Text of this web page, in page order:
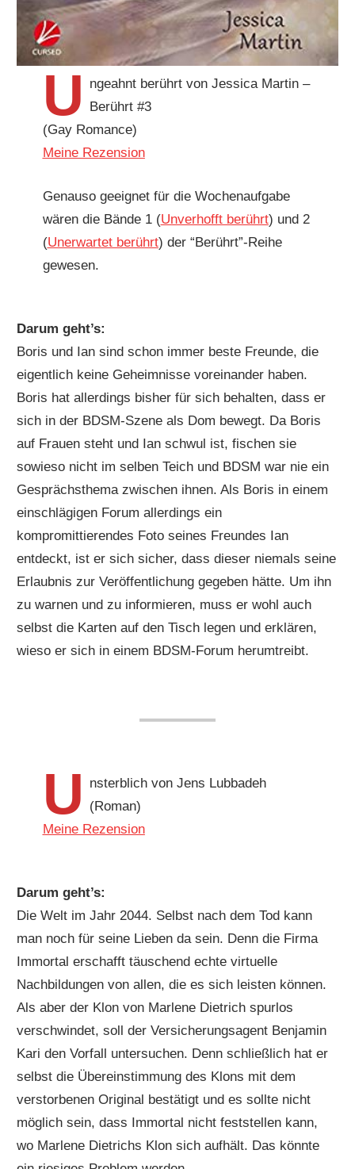
U
ngeahnt berührt von Jessica Martin –
Berührt #3
(Gay Romance)
Meine Rezension
Genauso geeignet für die Wochenaufgabe
wären die Bände 1 (Unverhofft berührt) und 2
(Unerwartet berührt) der “Berührt”-Reihe
gewesen.
Darum geht’s:
Boris und Ian sind schon immer beste Freunde, die
eigentlich keine Geheimnisse voreinander haben.
Boris hat allerdings bisher für sich behalten, dass er
sich in der BDSM-Szene als Dom bewegt. Da Boris
auf Frauen steht und Ian schwul ist, fischen sie
sowieso nicht im selben Teich und BDSM war nie ein
Gesprächsthema zwischen ihnen. Als Boris in einem
einschlägigen Forum allerdings ein
kompromittierendes Foto seines Freundes Ian
entdeckt, ist er sich sicher, dass dieser niemals seine
Erlaubnis zur Veröffentlichung gegeben hätte. Um ihn
zu warnen und zu informieren, muss er wohl auch
selbst die Karten auf den Tisch legen und erklären,
wieso er sich in einem BDSM-Forum herumtreibt.
U
nsterblich von Jens Lubbadeh
(Roman)
Meine Rezension
Darum geht’s:
Die Welt im Jahr 2044. Selbst nach dem Tod kann
man noch für seine Lieben da sein. Denn die Firma
Immortal erschafft täuschend echte virtuelle
Nachbildungen von allen, die es sich leisten können.
Als aber der Klon von Marlene Dietrich spurlos
verschwindet, soll der Versicherungsagent Benjamin
Kari den Vorfall untersuchen. Denn schließlich hat er
selbst die Übereinstimmung des Klons mit dem
verstorbenen Original bestätigt und es sollte nicht
möglich sein, dass Immortal nicht feststellen kann,
wo Marlene Dietrichs Klon sich aufhält. Das könnte